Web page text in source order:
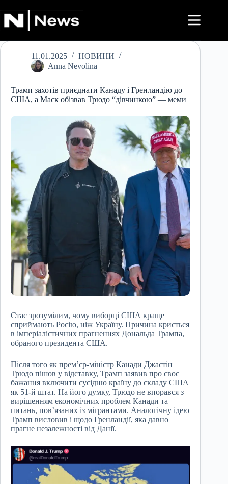
до
вмісту
11.01.2025
НОВИНИ
Anna Nevolina
Трамп захотів приєднати Канаду і Гренландію до
США, а Маск обізвав Трюдо “дівчинкою” — меми
Стає зрозумілим, чому виборці США краще
сприймають Росію, ніж Україну. Причина криється
в імперіалістичних прагненнях Дональда Трампа,
обраного президента США.
Після того як прем’єр-міністр Канади Джастін
Трюдо пішов у відставку, Трамп заявив про своє
бажання включити сусідню країну до складу США
як 51-й штат. На його думку, Трюдо не впорався з
вирішенням економічних проблем Канади та
питань, пов’язаних із мігрантами. Аналогічну ідею
Трамп висловив і щодо Гренландії, яка давно
прагне незалежності від Данії.